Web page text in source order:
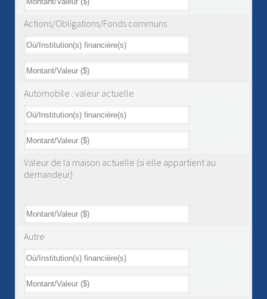
Actions/Obligations/Fonds communs
Automobile : valeur actuelle
Valeur de la maison actuelle (si elle appartient au
demandeur)
Autre